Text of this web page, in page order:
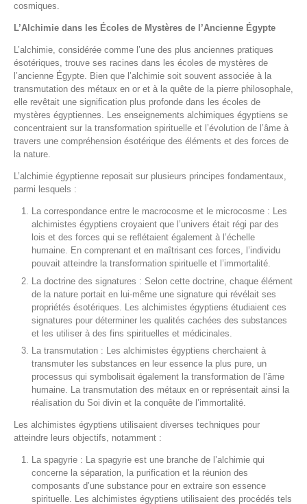
cosmiques.
L’Alchimie dans les Écoles de Mystères de l’Ancienne Égypte
L’alchimie, considérée comme l’une des plus anciennes pratiques
ésotériques, trouve ses racines dans les écoles de mystères de
l’ancienne Égypte. Bien que l’alchimie soit souvent associée à la
transmutation des métaux en or et à la quête de la pierre philosophale,
elle revêtait une signification plus profonde dans les écoles de
mystères égyptiennes. Les enseignements alchimiques égyptiens se
concentraient sur la transformation spirituelle et l’évolution de l’âme à
travers une compréhension ésotérique des éléments et des forces de
la nature.
L’alchimie égyptienne reposait sur plusieurs principes fondamentaux,
parmi lesquels :
La correspondance entre le macrocosme et le microcosme : Les
alchimistes égyptiens croyaient que l’univers était régi par des
lois et des forces qui se reflétaient également à l’échelle
humaine. En comprenant et en maîtrisant ces forces, l’individu
pouvait atteindre la transformation spirituelle et l’immortalité.
La doctrine des signatures : Selon cette doctrine, chaque élément
de la nature portait en lui-même une signature qui révélait ses
propriétés ésotériques. Les alchimistes égyptiens étudiaient ces
signatures pour déterminer les qualités cachées des substances
et les utiliser à des fins spirituelles et médicinales.
La transmutation : Les alchimistes égyptiens cherchaient à
transmuter les substances en leur essence la plus pure, un
processus qui symbolisait également la transformation de l’âme
humaine. La transmutation des métaux en or représentait ainsi la
réalisation du Soi divin et la conquête de l’immortalité.
Les alchimistes égyptiens utilisaient diverses techniques pour
atteindre leurs objectifs, notamment :
La spagyrie : La spagyrie est une branche de l’alchimie qui
concerne la séparation, la purification et la réunion des
composants d’une substance pour en extraire son essence
spirituelle. Les alchimistes égyptiens utilisaient des procédés tels